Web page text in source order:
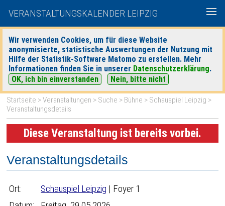
VERANSTALTUNGSKALENDER LEIPZIG
Wir verwenden Cookies, um für diese Website
anonymisierte, statistische Auswertungen der Nutzung mit
Hilfe der Statistik-Software Matomo zu erstellen. Mehr
Informationen finden Sie in unserer Datenschutzerklärung.
OK, ich bin einverstanden
Nein, bitte nicht
heute|morgen| Detaillierte Suche
Startseite >Veranstaltungen > Suche > Bühne > Schauspiel Leipzig >
Veranstaltungsdetails
Diese Veranstaltung ist bereits vorbei.
Veranstaltungsdetails
Ort: Schauspiel Leipzig | Foyer 1